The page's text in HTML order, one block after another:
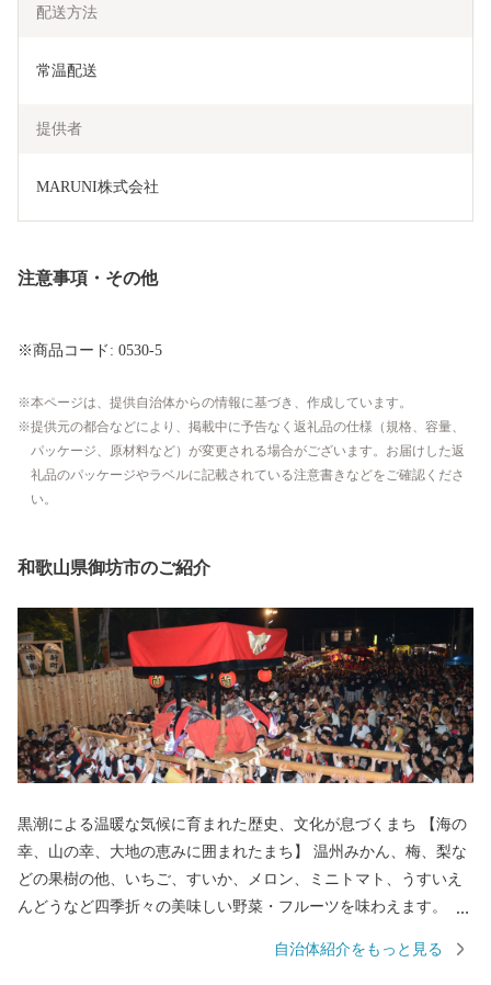
配送方法
常温配送
提供者
MARUNI株式会社
注意事項・その他
※商品コード: 0530-5
本ページは、提供自治体からの情報に基づき、作成しています。
提供元の都合などにより、掲載中に予告なく返礼品の仕様（規格、容量、
パッケージ、原材料など）が変更される場合がございます。お届けした返
礼品のパッケージやラベルに記載されている注意書きなどをご確認くださ
い。
和歌山県御坊市のご紹介
黒潮による温暖な気候に育まれた歴史、文化が息づくまち 【海の
幸、山の幸、大地の恵みに囲まれたまち】 温州みかん、梅、梨な
どの果樹の他、いちご、すいか、メロン、ミニトマト、うすいえ
んどうなど四季折々の美味しい野菜・フルーツを味わえます。 ま
び、ナガレコ、伊勢えびなど海産物も豊富です。 【色とりどりの
自治体紹介をもっと見る